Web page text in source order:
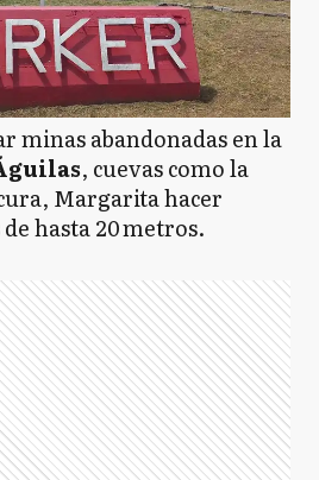
minas abandonadas en la
, cuevas como la
Margarita hacer
hasta 20 metros.